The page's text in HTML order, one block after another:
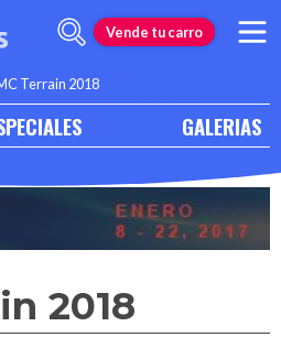
Vende tu carro
Terrain 2018
GALERIAS
2018